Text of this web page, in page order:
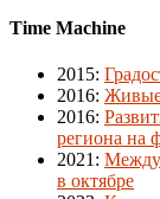
Time Machine
2015:
2016: Живые
2016:
региона на
2021 :
в октябре